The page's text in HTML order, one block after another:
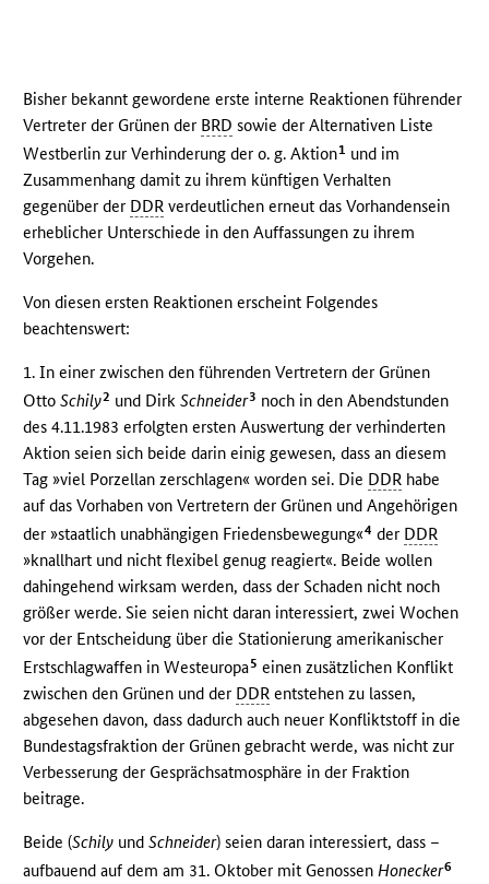
Bisher bekannt gewordene erste interne Reaktionen führender
Vertreter der Grünen der BRD sowie der Alternativen Liste
Westberlin zur Verhinderung der o. g. Aktion1 und im
Zusammenhang damit zu ihrem künftigen Verhalten
gegenüber der DDR verdeutlichen erneut das Vorhandensein
erheblicher Unterschiede in den Auffassungen zu ihrem
Vorgehen.
Von diesen ersten Reaktionen erscheint Folgendes
beachtenswert:
1. In einer zwischen den führenden Vertretern der Grünen
OttoSchily2 und DirkSchneider3 noch in den Abendstunden
des 4.11.1983 erfolgten ersten Auswertung der verhinderten
Aktion seien sich beide darin einig gewesen, dass an diesem
Tag »viel Porzellan zerschlagen« worden sei. Die DDR habe
auf das Vorhaben von Vertretern der Grünen und Angehörigen
der »staatlich unabhängigen Friedensbewegung«4 der DDR
»knallhart und nicht flexibel genug reagiert«. Beide wollen
dahingehend wirksam werden, dass der Schaden nicht noch
größer werde. Sie seien nicht daran interessiert, zwei Wochen
vor der Entscheidung über die Stationierung amerikanischer
Erstschlagwaffen in Westeuropa5 einen zusätzlichen Konflikt
zwischen den Grünen und der DDR entstehen zu lassen,
abgesehen davon, dass dadurch auch neuer Konfliktstoff in die
Bundestagsfraktion der Grünen gebracht werde, was nicht zur
Verbesserung der Gesprächsatmosphäre in der Fraktion
beitrage.
Beide (Schily undSchneider) seien daran interessiert, dass –
aufbauend auf dem am 31. Oktober mit Genossen Honecker6